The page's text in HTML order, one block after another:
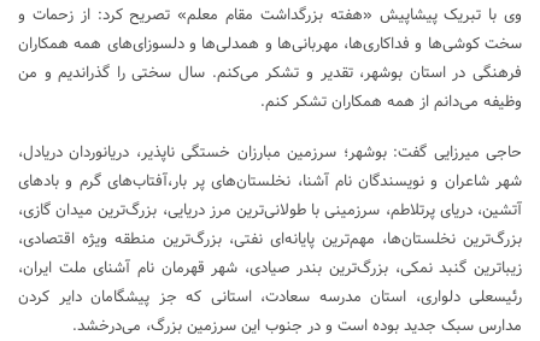
وی با تبریک پیشاپیش «هفته بزرگداشت مقام معلم» تصریح کرد: از زحمات و
سخت کوشی‌ها و فداکاری‌ها، مهربانی‌ها و همدلی‌ها و دلسوزای‌های همه همکاران
فرهنگی در استان بوشهر، تقدیر و تشکر می‌کنم. سال سختی را گذراندیم و من
وظیفه می‌دانم از همه همکاران تشکر کنم.
حاجی میرزایی گفت: بوشهر؛ سرزمین مبارزان خستگی ناپذیر، دریانوردان دریادل،
شهر شاعران و نویسندگان نام آشنا، نخلستان‌های پر بار،آفتاب‌های گرم و بادهای
آتشین، دریای پرتلاطم، سرزمینی با طولانی‌ترین مرز دریایی، بزرگ‌ترین میدان گازی،
بزرگ‌ترین نخلستان‌ها، مهم‌ترین پایانه‌ای نفتی، بزرگ‌ترین منطقه ویژه اقتصادی،
زیباترین گنبد نمکی، بزرگ‌ترین بندر صیادی، شهر قهرمان نام آشنای ملت ایران،
رئیسعلی دلواری، استان مدرسه سعادت، استانی که جز پیشگامان دایر کردن
مدارس سبک جدید بوده است و در جنوب این سرزمین بزرگ، می‌درخشد.